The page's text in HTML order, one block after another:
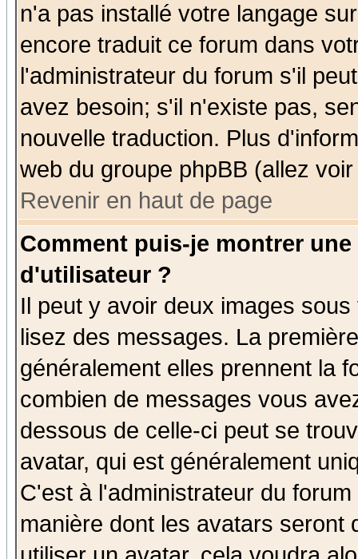
n'a pas installé votre langage
encore traduit ce forum dans
l'administrateur du forum s'il
avez besoin; s'il n'existe pas,
nouvelle traduction. Plus
web du groupe phpBB (allez
Revenir en haut de page
Comment puis-je montrer
d'utilisateur ?
Il peut y avoir deux images
lisez des messages. La
généralement elles prennent la
combien de messages vous
dessous de celle-ci peut se
avatar, qui est généralement
C'est à l'administrateur du
manière dont les avatars seront